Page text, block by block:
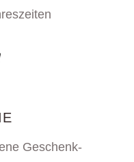
Geschenk-